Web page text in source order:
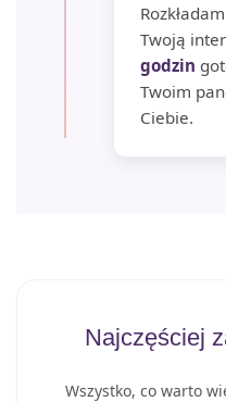
Twoją
godzin
Twoim
Ciebie.
Najczęściej
Wszystko, co warto